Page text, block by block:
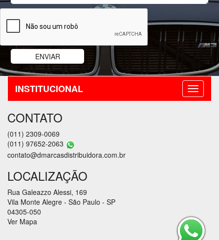
INSTITUCIONAL
CONTATO
(011) 2309-0069
(011) 97652-2063
contato@dmarcasdistribuidora.com.br
LOCALIZAÇÃO
Rua Galeazzo Alessi, 169
Vila Monte Alegre - São Paulo - SP
04305-050
Ver Mapa